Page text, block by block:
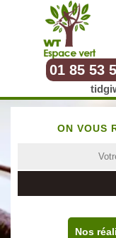
01 85 53
ON VOUS
Nos